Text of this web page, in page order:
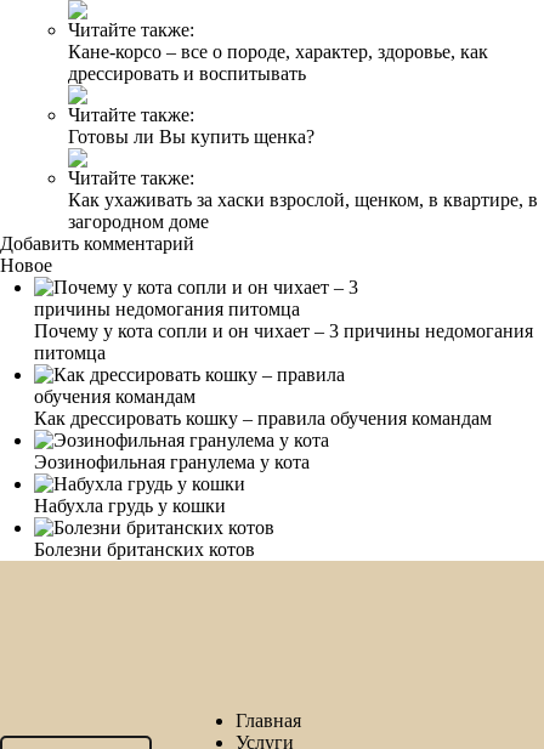
Читайте также:
Кане-корсо – все о породе, характер, здоровье, как
дрессировать и воспитывать
Читайте также:
Готовы ли Вы купить щенка?
Читайте также:
Как ухаживать за хаски взрослой, щенком, в квартире, в
загородном доме
Добавить комментарий
Новое
Почему у кота сопли и он чихает – 3 причины недомогания
питомца
Как дрессировать кошку – правила обучения командам
Эозинофильная гранулема у кота
Набухла грудь у кошки
Болезни британских котов
Главная
Услуги